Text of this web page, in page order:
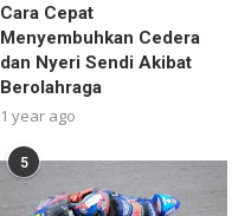
Cara Cepat
Menyembuhkan Cedera
dan Nyeri Sendi Akibat
Berolahraga
1 year ago
5